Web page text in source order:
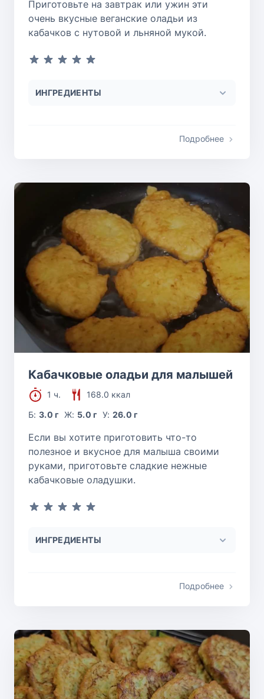
Приготовьте на завтрак или ужин эти
очень вкусные веганские оладьи из
кабачков с нутовой и льняной мукой.
ИНГРЕДИЕНТЫ
Подробнее
Кабачковые оладьи для малышей
1 ч.
168.0 ккал
Б:3.0 г Ж: 5.0 г У: 26.0 г
Если вы хотите приготовить что-то
полезное и вкусное для малыша своими
руками, приготовьте сладкие нежные
кабачковые оладушки.
ИНГРЕДИЕНТЫ
Подробнее